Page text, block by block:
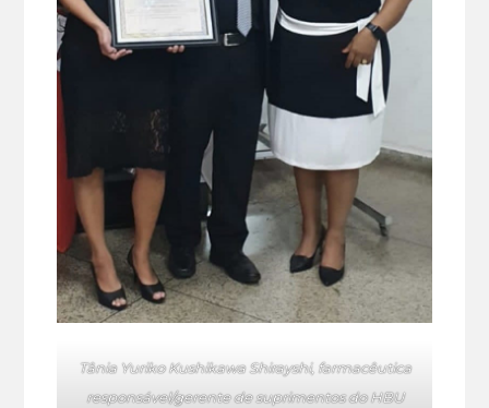
Tânia Yuriko Kushikawa Shirayshi, farmacêutica
responsável/gerente de suprimentos do HBU